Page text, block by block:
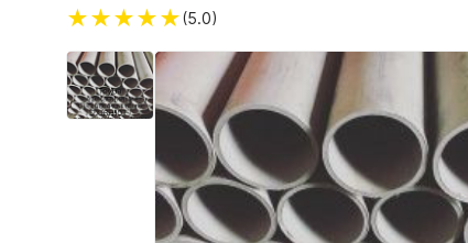
★★★★★(5.0)